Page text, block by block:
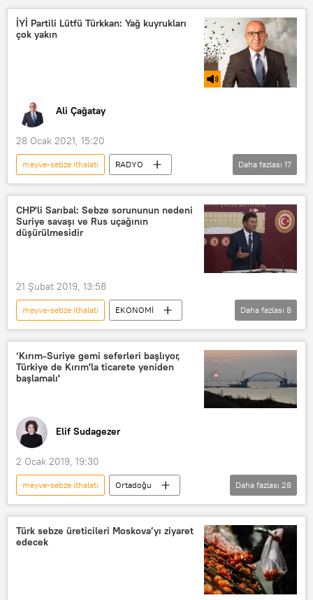
İYİ Partili Lütfü Türkkan: Yağ kuyrukları
çok yakın
Ali Çağatay
28 Ocak 2021, 15:20
meyve-sebze ithalatı
RADYO
SEYİR HALİ
Programlar
Ayçiçek yağı
sübvansiyon
Trakya
süt fiyatları
gıda fiyatları
fiyat artırımı
perakende fiyatlar
ithalat
Et ithalatı yağ
Daha fazlası 17
CHP'li Sarıbal: Sebze sorununun nedeni
Suriye savaşı ve Rus uçağının
düşürülmesidir
21 Şubat 2019, 13:58
meyve-sebze ithalatı
EKONOMİ
Haberler
TÜRKİYE
Rusya
Suriye
Orhan Sarıbal
Asgari ücret
Açlık sınırı
Daha fazlası 8
‘Kırım-Suriye gemi seferleri başlıyor,
Türkiye de Kırım'la ticarete yeniden
başlamalı'
Elif Sudagezer
2 Ocak 2019, 19:30
meyve-sebze ithalatı
Ortadoğu
GÖRÜŞ
DÜNYA
Türkiye
Haberler
Rusya
TÜRKİYE
Suriye
Daha fazlası 28
Türk sebze üreticileri Moskova’yı ziyaret
edecek